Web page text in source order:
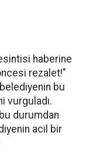
haberine
rezalet!"
bu
vurguladı.
durumdan
acil bir